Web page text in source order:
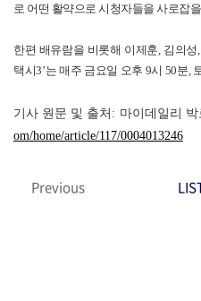
로 어떤 활약으로 시청자들을 사로잡
한편 배유람을 비롯해 이제훈, 김의성
택시3’는 매주 금요일 오후 9시 50분,
기사 원문 및 출처: 마이데일리
om/home/article/117/0004013246
Previous